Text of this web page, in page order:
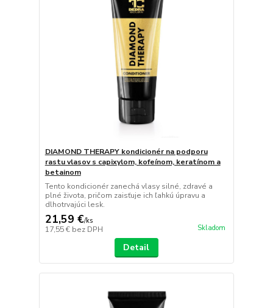
DIAMOND THERAPY kondicionér na podporu
rastu vlasov s capixylom, kofeínom, keratínom a
betainom
Tento kondicionér zanechá vlasy silné, zdravé a
plné života, pričom zaisťuje ich ľahkú úpravu a
dlhotrvajúci lesk.
21,59 €/ks
17,55 € bez DPH Skladom
Detail